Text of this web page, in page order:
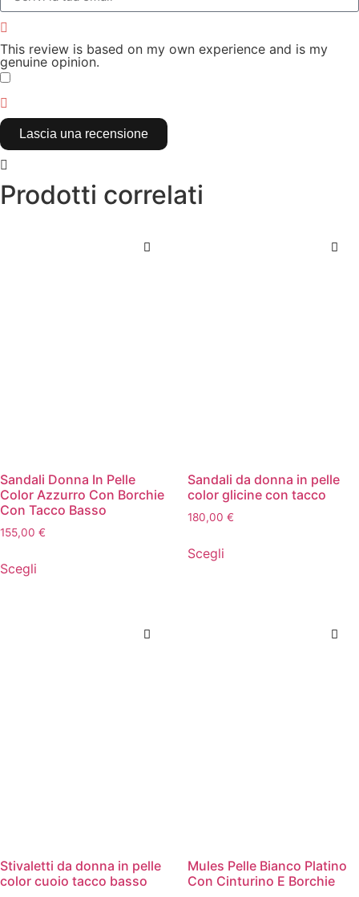
This review is based on my own experience and is my
genuine opinion.
Lascia una recensione
Prodotti correlati
Sandali Donna In Pelle
Color Azzurro Con Borchie
Con Tacco Basso
155,00 €
Scegli
Sandali da donna in pelle
color glicine con tacco
180,00 €
Scegli
Stivaletti da donna in pelle
color cuoio tacco basso
Mules Pelle Bianco Platino
Con Cinturino E Borchie